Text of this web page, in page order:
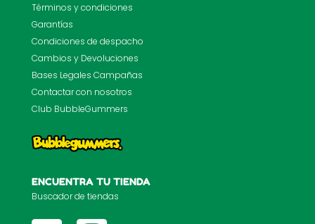
Términos y condiciones
Garantías
Condiciones de despacho
Cambios y Devoluciones
Bases Legales Campañas
Contactar con nosotros
Club BubbleGummers
ENCUENTRA TU TIENDA
Buscador de tiendas